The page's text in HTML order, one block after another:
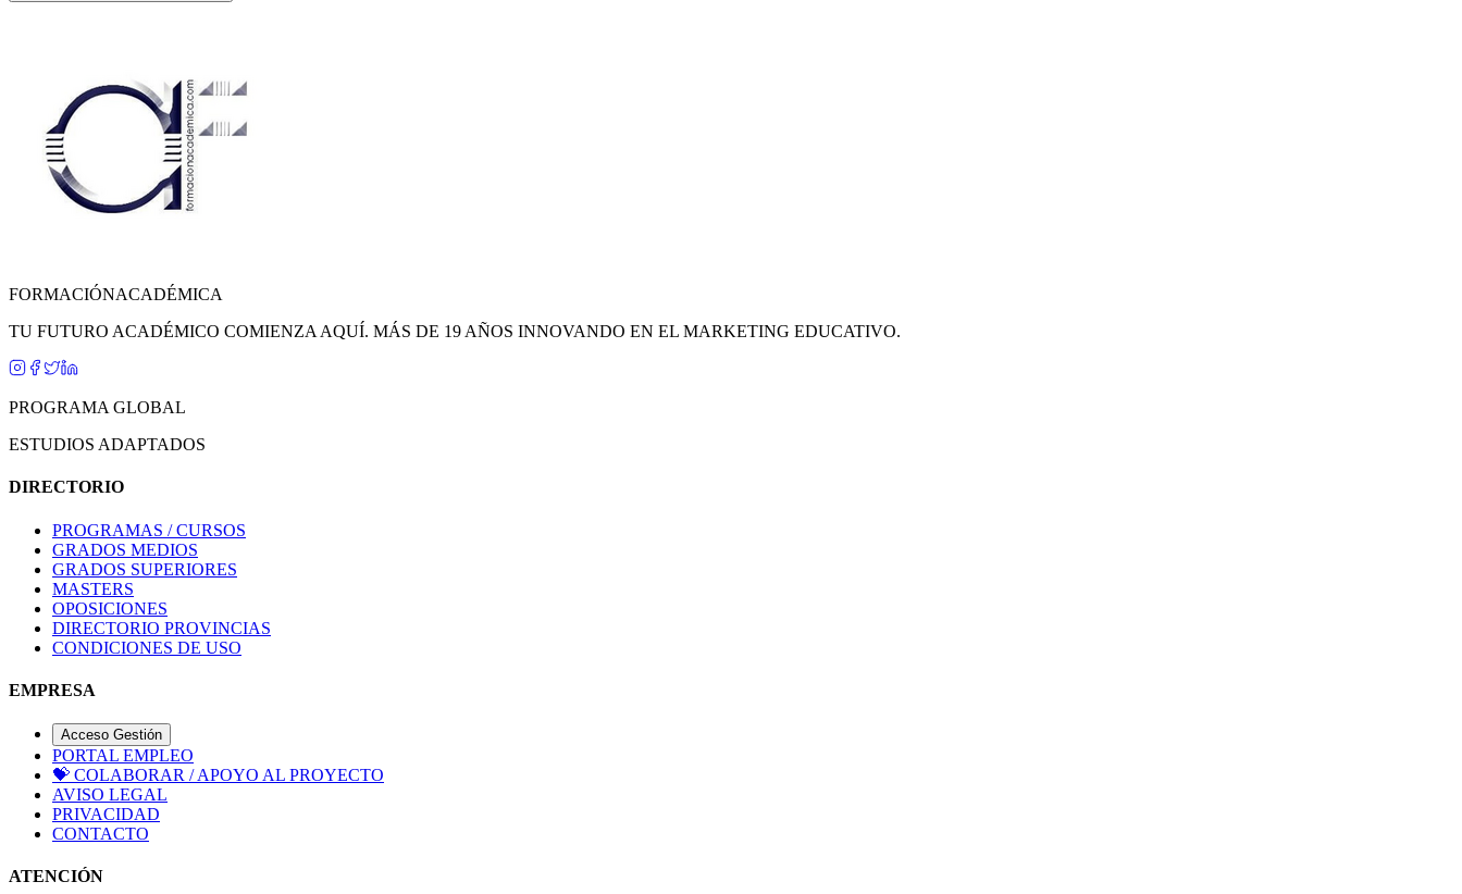
FORMACIÓNACADÉMICA
TU FUTURO ACADÉMICO COMIENZA AQUÍ. MÁS DE 19 AÑOS INNOVANDO EN EL MARKETING EDUCATIVO.
PROGRAMA GLOBAL
ESTUDIOS ADAPTADOS
DIRECTORIO
PROGRAMAS / CURSOS
GRADOS MEDIOS
GRADOS SUPERIORES
MASTERS
OPOSICIONES
DIRECTORIO PROVINCIAS
CONDICIONES DE USO
EMPRESA
Acceso Gestión
PORTAL EMPLEO
💝 COLABORAR / APOYO AL PROYECTO
AVISO LEGAL
PRIVACIDAD
CONTACTO
ATENCIÓN